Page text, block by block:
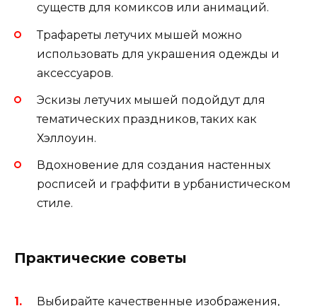
существ для комиксов или анимаций.
Трафареты летучих мышей можно
использовать для украшения одежды и
аксессуаров.
Эскизы летучих мышей подойдут для
тематических праздников, таких как
Хэллоуин.
Вдохновение для создания настенных
росписей и граффити в урбанистическом
стиле.
Практические советы
Выбирайте качественные изображения,